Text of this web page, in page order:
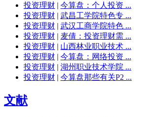
投资理财 | 今算盘：个人投资 ...
投资理财 | 武昌工学院特色专 ...
投资理财 | 武汉工商学院特色 ...
投资理财 | 麦倩：投资理财需 ...
投资理财 | 山西林业职业技术 ...
投资理财 | 今算盘：网络投资 ...
投资理财 | 湖州职业技术学院 ...
投资理财 | 今算盘那些有关P2 ...
文献